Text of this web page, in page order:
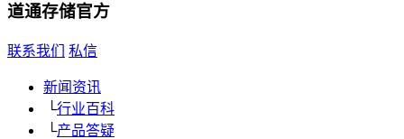
道通存储官方
联系我们 私信
新闻资讯
└行业百科
└产品答疑